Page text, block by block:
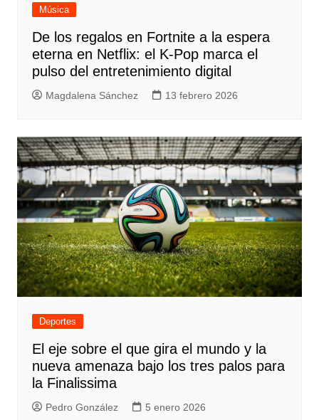
Música
De los regalos en Fortnite a la espera
eterna en Netflix: el K-Pop marca el
pulso del entretenimiento digital
Magdalena Sánchez 13 febrero 2026
Deportes
El eje sobre el que gira el mundo y la
nueva amenaza bajo los tres palos para
la Finalissima
Pedro González 5 enero 2026